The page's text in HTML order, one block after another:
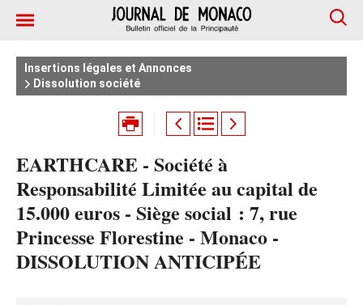
Insertions légales et Annonces
Dissolution société
EARTHCARE - Société à
Responsabilité Limitée au capital de
15.000 euros - Siège social : 7, rue
Princesse Florestine - Monaco -
DISSOLUTION ANTICIPÉE